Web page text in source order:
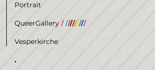
Portrait
QueerGallery ///////////
Vesperkirche
.